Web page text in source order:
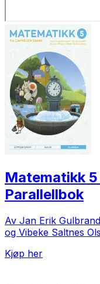
Matematikk
Parallellbok
Av Jan Erik
og Vibeke Saltnes
Kjøp her